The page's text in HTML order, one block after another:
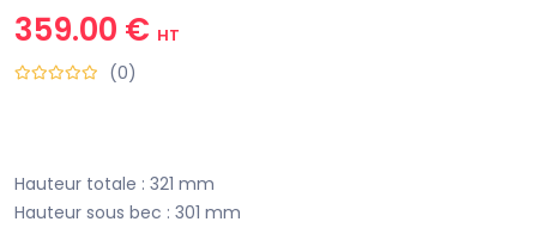
359.00 € HT
(0)
Hauteur totale : 321 mm
Hauteur sous bec : 301 mm